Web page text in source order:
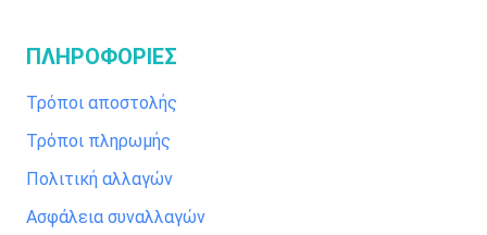
ΠΛΗΡΟΦΟΡΙΕΣ
Τρόποι αποστολής
Τρόποι πληρωμής
Πολιτική αλλαγών
Ασφάλεια συναλλαγών